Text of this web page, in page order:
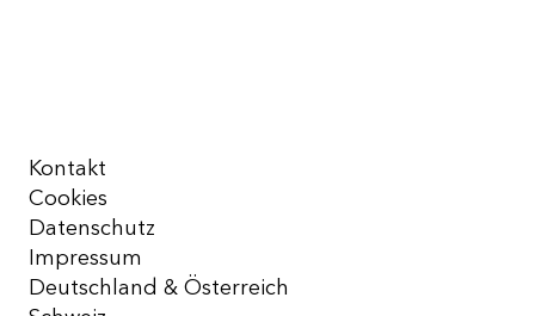
Kontakt
Cookies
Datenschutz
Impressum
Deutschland & Österreich